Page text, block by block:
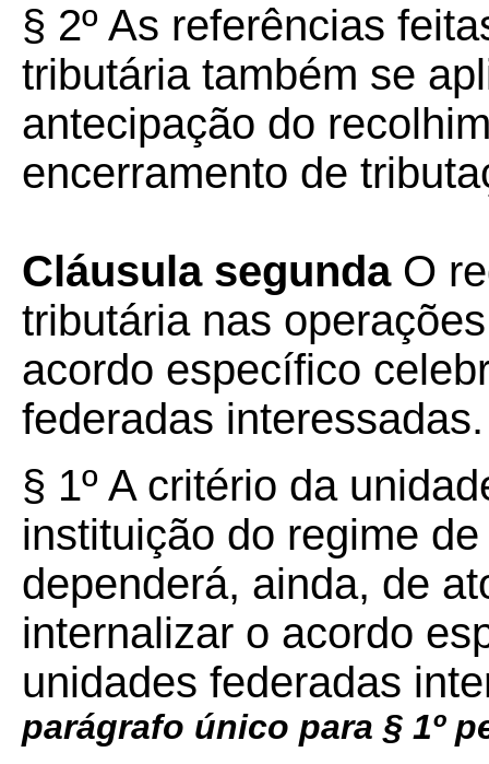
§ 2º As referências
tributária também se
antecipação do
encerramento de
Cláusula segundaO
tributária nas
acordo específico
federadas interessadas.
§ 1º A critério da
instituição do regime
dependerá, ainda, de
internalizar o acordo
unidades federadas
parágrafo único para § 1º